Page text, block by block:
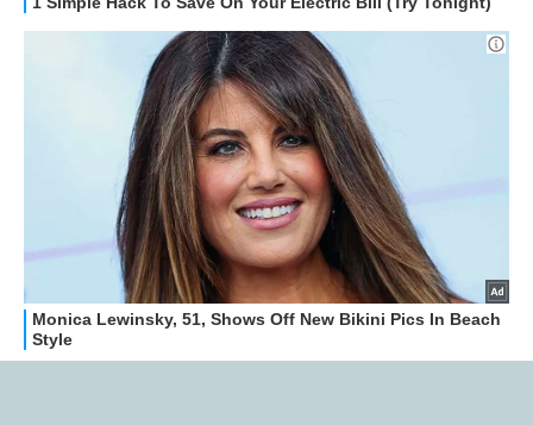
Libero Tecnologia è un prodotto Italiaonline